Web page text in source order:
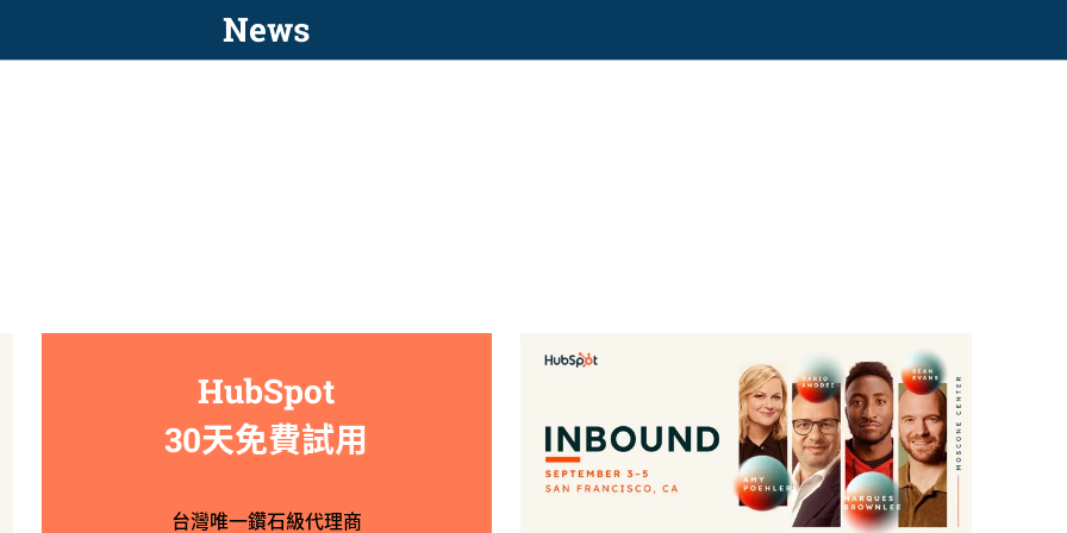
News
HubSpot
30天免費試用
台灣唯一鑽石級代理商